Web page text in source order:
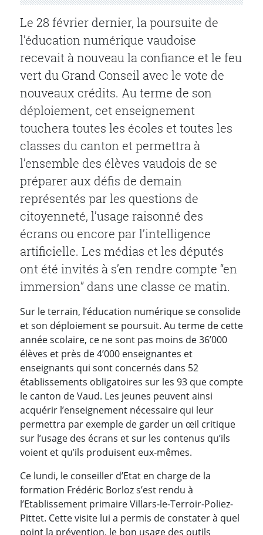
Le 28 février dernier, la poursuite de
l’éducation numérique vaudoise
recevait à nouveau la confiance et le feu
vert du Grand Conseil avec le vote de
nouveaux crédits. Au terme de son
déploiement, cet enseignement
touchera toutes les écoles et toutes les
classes du canton et permettra à
l’ensemble des élèves vaudois de se
préparer aux défis de demain
représentés par les questions de
citoyenneté, l’usage raisonné des
écrans ou encore par l’intelligence
artificielle. Les médias et les députés
ont été invités à s’en rendre compte “en
immersion” dans une classe ce matin.
Sur le terrain, l’éducation numérique se consolide
et son déploiement se poursuit. Au terme de cette
année scolaire, ce ne sont pas moins de 36’000
élèves et près de 4’000 enseignantes et
enseignants qui sont concernés dans 52
établissements obligatoires sur les 93 que compte
le canton de Vaud. Les jeunes peuvent ainsi
acquérir l’enseignement nécessaire qui leur
permettra par exemple de garder un œil critique
sur l’usage des écrans et sur les contenus qu’ils
voient et qu’ils produisent eux-mêmes.
Ce lundi, le conseiller d’Etat en charge de la
formation Frédéric Borloz s’est rendu à
l’Etablissement primaire Villars-le-Terroir-Poliez-
Pittet. Cette visite lui a permis de constater à quel
point la prévention, le bon usage des outils